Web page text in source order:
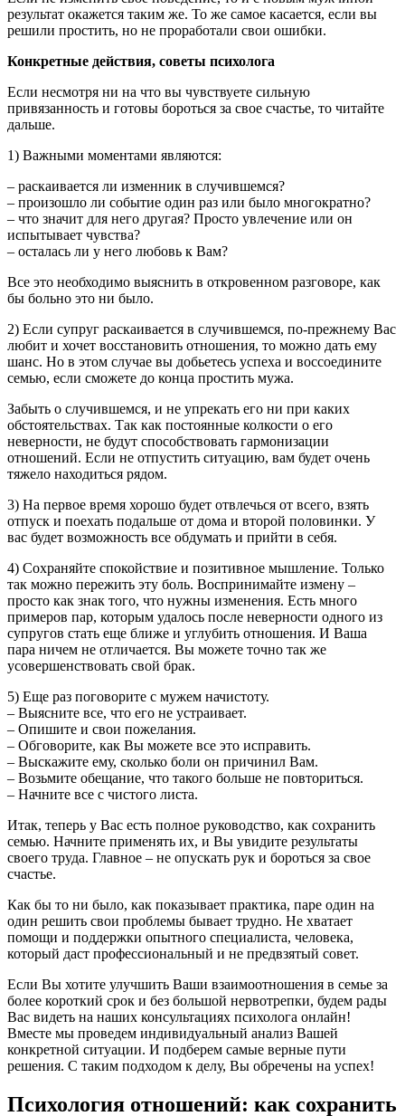
результат окажется таким же. То же самое касается, если вы
решили простить, но не проработали свои ошибки.
Конкретные действия, советы психолога
Если несмотря ни на что вы чувствуете сильную
привязанность и готовы бороться за свое счастье, то читайте
дальше.
1) Важными моментами являются:
– раскаивается ли изменник в случившемся?
– произошло ли событие один раз или было многократно?
– что значит для него другая? Просто увлечение или он
испытывает чувства?
– осталась ли у него любовь к Вам?
Все это необходимо выяснить в откровенном разговоре, как
бы больно это ни было.
2) Если супруг раскаивается в случившемся, по-прежнему Вас
любит и хочет восстановить отношения, то можно дать ему
шанс. Но в этом случае вы добьетесь успеха и воссоедините
семью, если сможете до конца простить мужа.
Забыть о случившемся, и не упрекать его ни при каких
обстоятельствах. Так как постоянные колкости о его
неверности, не будут способствовать гармонизации
отношений. Если не отпустить ситуацию, вам будет очень
тяжело находиться рядом.
3) На первое время хорошо будет отвлечься от всего, взять
отпуск и поехать подальше от дома и второй половинки. У
вас будет возможность все обдумать и прийти в себя.
4) Сохраняйте спокойствие и позитивное мышление. Только
так можно пережить эту боль. Воспринимайте измену –
просто как знак того, что нужны изменения. Есть много
примеров пар, которым удалось после неверности одного из
супругов стать еще ближе и углубить отношения. И Ваша
пара ничем не отличается. Вы можете точно так же
усовершенствовать свой брак.
5) Еще раз поговорите с мужем начистоту.
– Выясните все, что его не устраивает.
– Опишите и свои пожелания.
– Обговорите, как Вы можете все это исправить.
– Выскажите ему, сколько боли он причинил Вам.
– Возьмите обещание, что такого больше не повториться.
– Начните все с чистого листа.
Итак, теперь у Вас есть полное руководство, как сохранить
семью. Начните применять их, и Вы увидите результаты
своего труда. Главное – не опускать рук и бороться за свое
счастье.
Как бы то ни было, как показывает практика, паре один на
один решить свои проблемы бывает трудно. Не хватает
помощи и поддержки опытного специалиста, человека,
который даст профессиональный и не предвзятый совет.
Если Вы хотите улучшить Ваши взаимоотношения в семье за
более короткий срок и без большой нервотрепки, будем рады
Вас видеть на наших консультациях психолога онлайн!
Вместе мы проведем индивидуальный анализ Вашей
конкретной ситуации. И подберем самые верные пути
решения. С таким подходом к делу, Вы обречены на успех!
Психология отношений: как сохранить